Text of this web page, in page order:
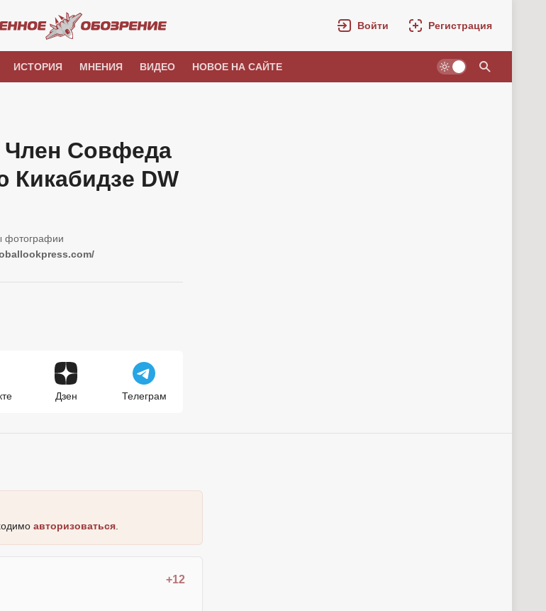
Войти Регистрация
ИСТОРИЯ МНЕНИЯ ВИДЕО НОВОЕ НА САЙТЕ
Член Совфеда
DW
Дзен Телеграм
авторизоваться
+12